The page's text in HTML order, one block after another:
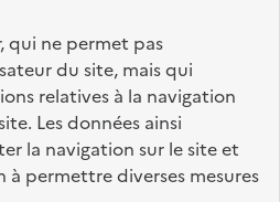
qui ne permet pas
du site, mais qui
relatives à la navigation
Les données ainsi
la navigation sur le site et
permettre diverses mesures
legifrance.gouv.fr